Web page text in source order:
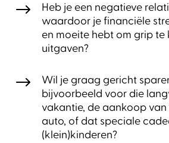
$
Heb je een negatieve
waardoor je financiële
en moeite hebt om grip te
uitgaven?
$
Wil je graag gericht
bijvoorbeeld voor die
vakantie, de aankoop
auto, of dat speciale
(klein)kinderen?